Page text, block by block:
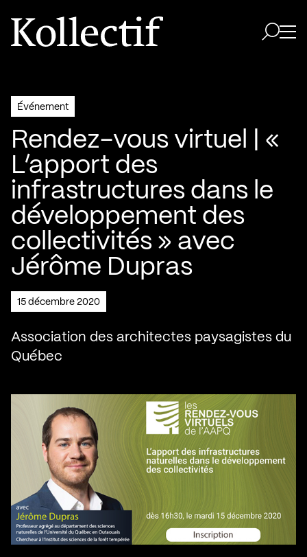
Aller à la page d'accueil
Logo Kollectif
Événement
Rendez-vous virtuel | «
L’apport des
infrastructures dans le
développement des
collectivités » avec
Jérôme Dupras
15 décembre 2020
Association des architectes paysagistes du
Québec